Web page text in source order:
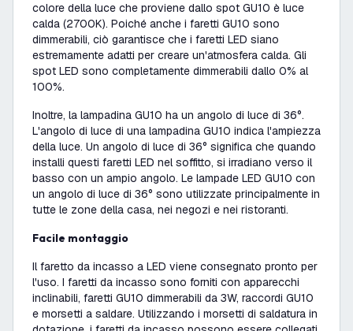
colore della luce che proviene dallo spot GU10 è luce
calda (2700K). Poiché anche i faretti GU10 sono
dimmerabili, ciò garantisce che i faretti LED siano
estremamente adatti per creare un'atmosfera calda. Gli
spot LED sono completamente dimmerabili dallo 0% al
100%.
Inoltre, la lampadina GU10 ha un angolo di luce di 36°.
L'angolo di luce di una lampadina GU10 indica l'ampiezza
della luce. Un angolo di luce di 36° significa che quando
installi questi faretti LED nel soffitto, si irradiano verso il
basso con un ampio angolo. Le lampade LED GU10 con
un angolo di luce di 36° sono utilizzate principalmente in
tutte le zone della casa, nei negozi e nei ristoranti.
Facile montaggio
Il faretto da incasso a LED viene consegnato pronto per
l'uso. I faretti da incasso sono forniti con apparecchi
inclinabili, faretti GU10 dimmerabili da 3W, raccordi GU10
e morsetti a saldare. Utilizzando i morsetti di saldatura in